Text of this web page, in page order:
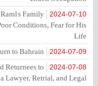
2024-07-10
Family
Conditions, Fear for His
Life
2024-07-09
to Bahrain
2024-07-08
Returnees to
Lawyer, Retrial, and Legal